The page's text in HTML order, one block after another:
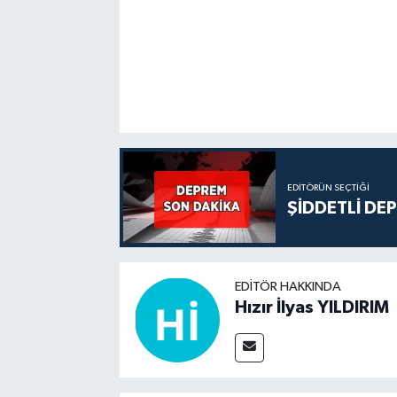
EDITÖRÜN SEÇTIĞI
ŞİDDETLİ
EDITÖR HAKKINDA
Hızır İlyas YILDIRIM